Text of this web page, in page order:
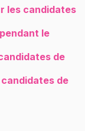
les candidates
le
de
de